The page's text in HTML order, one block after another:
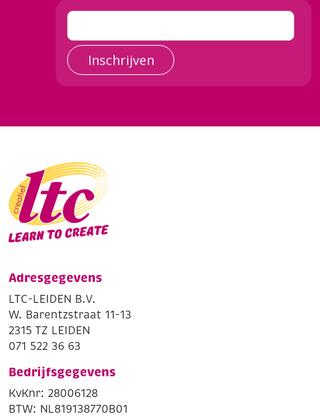
Inschrijven
Adresgegevens
LTC-LEIDEN B.V.
W. Barentzstraat 11-13
2315 TZ LEIDEN
071 522 36 63
Bedrijfsgegevens
KvKnr: 28006128
BTW: NL819138770B01